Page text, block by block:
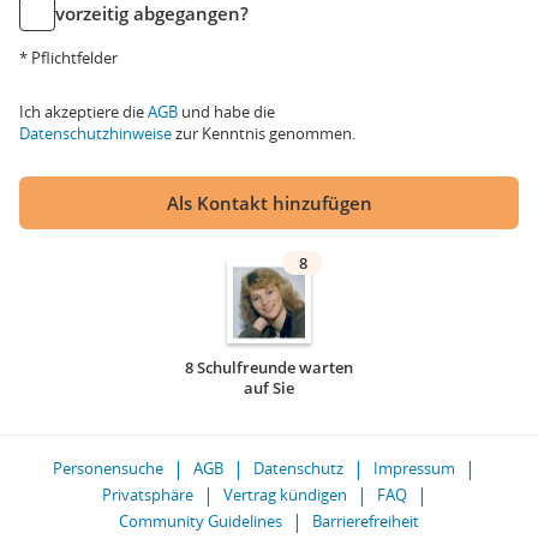
vorzeitig abgegangen?
* Pflichtfelder
Ich akzeptiere dieAGB und habe die
Datenschutzhinweisezur Kenntnis genommen.
Als Kontakt hinzufügen
8
8 Schulfreunde warten
auf Sie
Personensuche AGB Datenschutz
Impressum
Privatsphäre
Vertrag kündigen
FAQ
Community Guidelines
Barrierefreiheit